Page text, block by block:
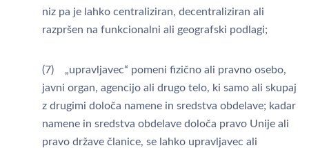
niz pa je lahko centraliziran, decentraliziran ali
razpršen na funkcionalni ali geografski podlagi;
(7) „upravljavec“ pomeni fizično ali pravno osebo,
javni organ, agencijo ali drugo telo, ki samo ali skupaj
z drugimi določa namene in sredstva obdelave; kadar
namene in sredstva obdelave določa pravo Unije ali
pravo države članice, se lahko upravljavec ali